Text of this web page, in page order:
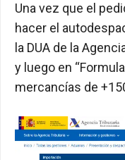
Una vez que el
hacer el
la DUA de la
y luego en
mercancías de